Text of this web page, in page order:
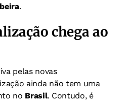
.
chega ao
pelas novas
ainda não tem uma
no Brasil. Contudo, é